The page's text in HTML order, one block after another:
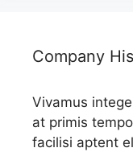
Company
Vivamus
at primis
facilisi aptent